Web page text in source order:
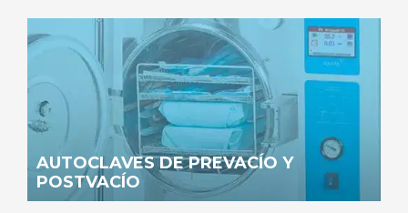
AUTOCLAVES DE PREVACÍO Y
POSTVACÍO